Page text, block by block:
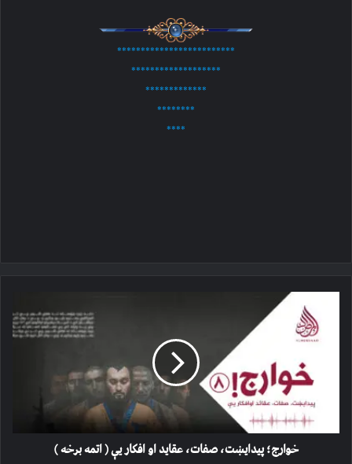
*************************
*******************
*************
********
****
پیدايښت،
صفات،
اتمه
خوارج؛ پیدايښت، صفات، عقاید او افکار یې ( اتمه برخه )